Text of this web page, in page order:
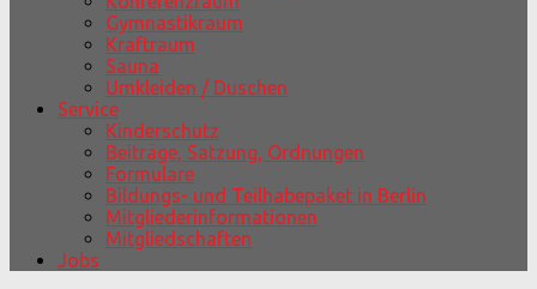
Gymnastikraum
Kraftraum
Sauna
Umkleiden / Duschen
Service
Kinderschutz
Beiträge, Satzung, Ordnungen
Formulare
Bildungs- und Teilhabepaket in Berlin
Mitgliederinformationen
Mitgliedschaften
Jobs